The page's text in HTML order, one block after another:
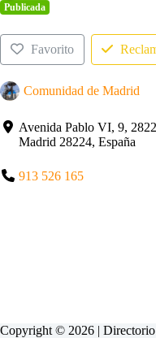
Publicada
Favorito
Comunidad de Madrid
Avenida Pablo VI, 9,
Madrid 28224, España
913 526 165
Copyright © 2026 |